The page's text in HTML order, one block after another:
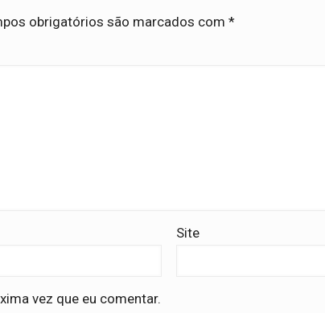
obrigatórios são marcados com *
Site
vez que eu comentar.